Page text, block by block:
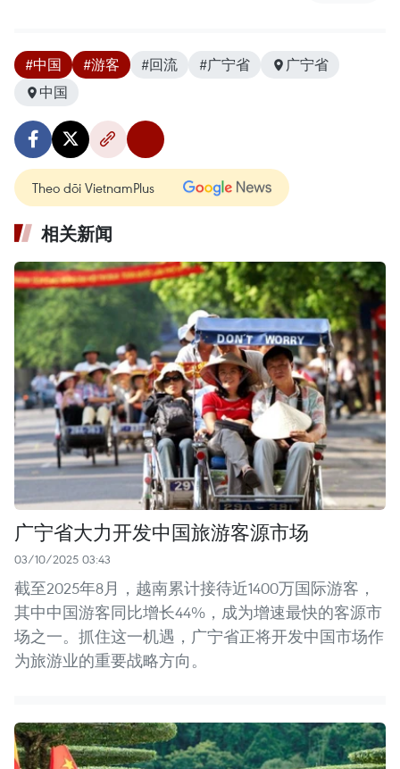
#中国 #游客 #回流 #广宁省
广宁省
中国
Theo dõi VietnamPlus
相关新闻
广宁省大力开发中国旅游客源市场
03/10/2025 03:43
截至2025年8月，越南累计接待近1400万国际游客，
其中中国游客同比增长44%，成为增速最快的客源市
场之一。抓住这一机遇，广宁省正将开发中国市场作
为旅游业的重要战略方向。